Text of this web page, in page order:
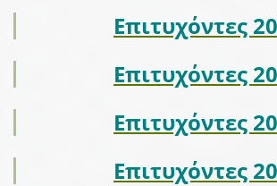
Επιτυχόντες
Επιτυχόντες
Επιτυχόντες
Επιτυχόντες